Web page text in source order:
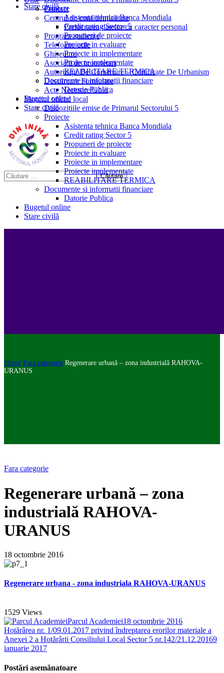
Stare civilă
Proiecte
Asistenta tehnica Banca Mondiala
Credit rating Sector 5
Propuneri de proiecte
Proiecte in evaluare
Proiecte in implementare
Proiecte implementate
REABILITARE TERMICA
Documente si informatii financiare
Datorie Publica
Bugetul online
Stare civilă
Contact
Centrul de confidențialitate
Prelucrarea datelor cu caracter personal
Program audiențe
Telefoane utile
Ghișeul.ro
Asociații de proprietari
Autorizații De Construire – Certificate De Urbanism
Descărcare Formulare
Acte Necesare/Ghid
Monitor oficial local
Dispozitiile emise de Primarul Sectorului 5
Proiecte
Asistenta tehnica Banca Mondiala
Credit rating Sector 5
Propuneri de proiecte
Proiecte in evaluare
Proiecte in implementare
Proiecte implementate
REABILITARE TERMICA
Documente si informatii financiare
Datorie Publica
Bugetul online
Stare civilă
Home Fara categorie Regenerare urbană – zona industrială RAHOVA-
URANUS
Fara categorie
Regenerare urbană – zona
industrială RAHOVA-
URANUS
18 octombrie 2016
Regenerare urbana - zona industriala RAHOVA-URANUS
1529 Views
Parcul Academiei18 octombrie 2016
Hotărârea nr. 1/09.01.2017 privind îndreptarea erorilor materiale a
Anexei 2 a Hotărârii Consiliului Local Sector 5 nr.142/21.12.20169
ianuarie 2017
Postări asemănatoare